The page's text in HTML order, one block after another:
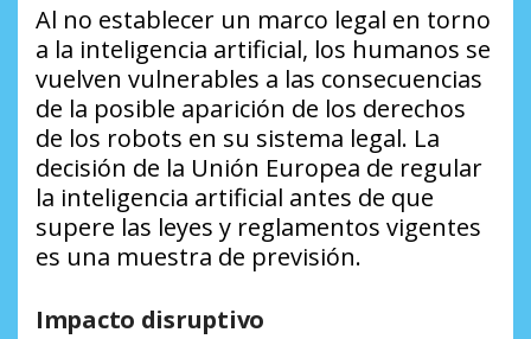
Al no establecer un marco legal en torno
a la inteligencia artificial, los humanos se
vuelven vulnerables a las consecuencias
de la posible aparición de los derechos
de los robots en su sistema legal. La
decisión de la Unión Europea de regular
la inteligencia artificial antes de que
supere las leyes y reglamentos vigentes
es una muestra de previsión.
Impacto disruptivo